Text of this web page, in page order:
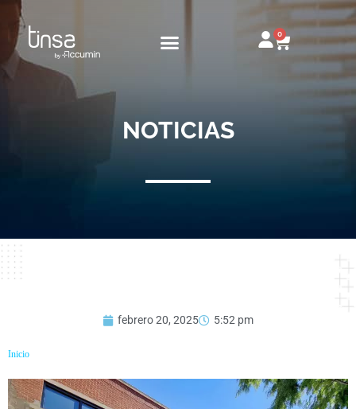
contenido
0
Carrito
NOTICIAS
febrero 20, 2025 5:52 pm
Inicio